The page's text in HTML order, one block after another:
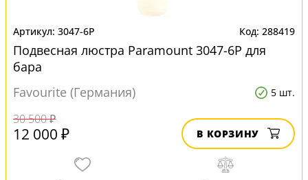
3047-6P 288419
Подвесная люстра Paramount 3047-6P для
бара
Favourite (Германия)
5 шт.
30 500 ₽
12 000 ₽ В КОРЗИНУ